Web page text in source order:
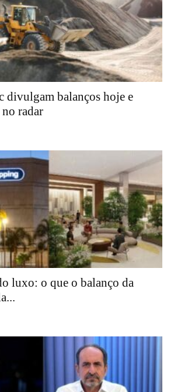
divulgam balanços hoje e
radar
luxo: o que o balanço da